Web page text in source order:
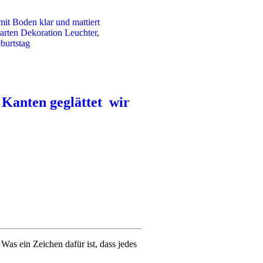
Boden klar und mattiert
Dekoration Leuchter,
geglättet wir
ein Zeichen dafür ist, dass jedes